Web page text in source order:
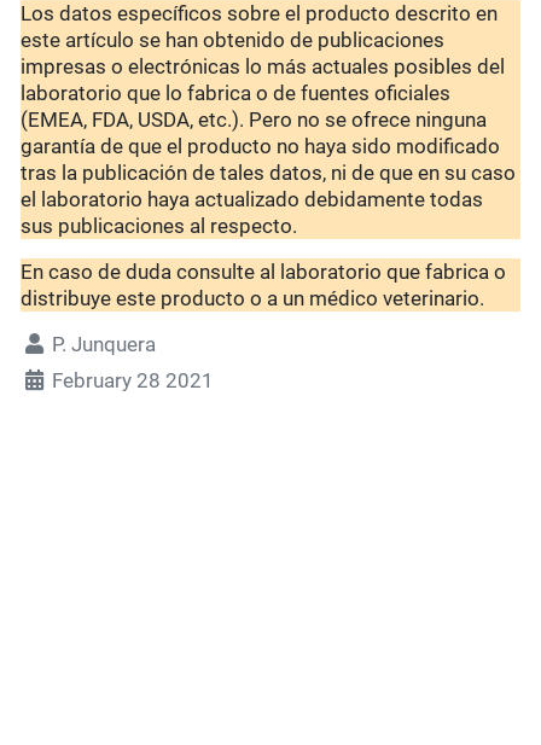
Los datos específicos sobre el producto descrito en
este artículo se han obtenido de publicaciones
impresas o electrónicas lo más actuales posibles del
laboratorio que lo fabrica o de fuentes oficiales
(EMEA, FDA, USDA, etc.). Pero no se ofrece ninguna
garantía de que el producto no haya sido modificado
tras la publicación de tales datos, ni de que en su caso
el laboratorio haya actualizado debidamente todas
sus publicaciones al respecto.
En caso de duda consulte al laboratorio que fabrica o
distribuye este producto o a un médico veterinario.
P. Junquera
February 28 2021